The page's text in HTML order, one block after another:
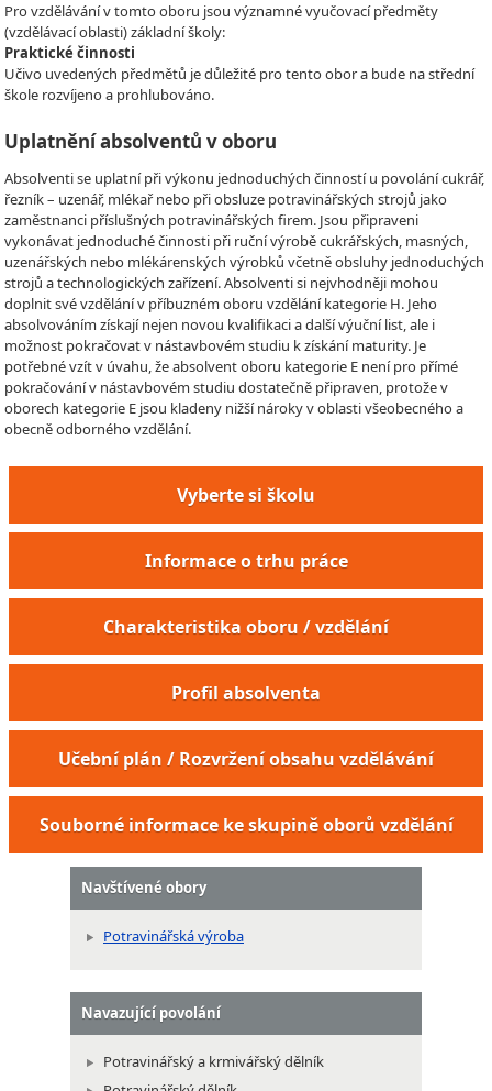
Pro vzdělávání v tomto oboru jsou významné vyučovací předměty
(vzdělávací oblasti) základní školy:
Praktické činnosti
Učivo uvedených předmětů je důležité pro tento obor a bude na střední
škole rozvíjeno a prohlubováno.
Uplatnění absolventů v oboru
Absolventi se uplatní při výkonu jednoduchých činností u povolání cukrář,
řezník – uzenář, mlékař nebo při obsluze potravinářských strojů jako
zaměstnanci příslušných potravinářských firem. Jsou připraveni
vykonávat jednoduché činnosti při ruční výrobě cukrářských, masných,
uzenářských nebo mlékárenských výrobků včetně obsluhy jednoduchých
strojů a technologických zařízení. Absolventi si nejvhodněji mohou
doplnit své vzdělání v příbuzném oboru vzdělání kategorie H. Jeho
absolvováním získají nejen novou kvalifikaci a další výuční list, ale i
možnost pokračovat v nástavbovém studiu k získání maturity. Je
potřebné vzít v úvahu, že absolvent oboru kategorie E není pro přímé
pokračování v nástavbovém studiu dostatečně připraven, protože v
oborech kategorie E jsou kladeny nižší nároky v oblasti všeobecného a
obecně odborného vzdělání.
Vyberte si školu
Informace o trhu práce
Charakteristika oboru / vzdělání
Profil absolventa
Učební plán / Rozvržení obsahu vzdělávání
Souborné informace ke skupině oborů vzdělání
Navštívené obory
Potravinářská výroba
Navazující povolání
Potravinářský a krmivářský dělník